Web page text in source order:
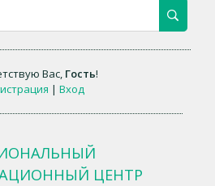
Вас, Гость!
| Вход
ЦЕНТР